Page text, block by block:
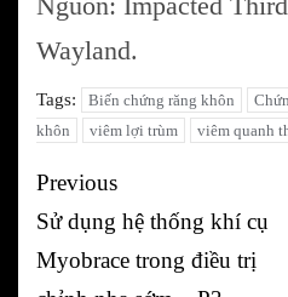
Wayland.
Tags: Biến chứng răng khôn
khôn
viêm lợi trùm viêm quanh
Post
navigation
Previous
Sử dụng hệ thống khí cụ
Myobrace trong điều trị